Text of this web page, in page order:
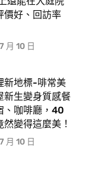
價好、回訪率
月 10 日
新地標-啡常美
新生變身質感餐
、咖啡廳，40
然變得這麼美！
月 10 日